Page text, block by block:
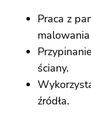
Praca z
ściany.
źródła.